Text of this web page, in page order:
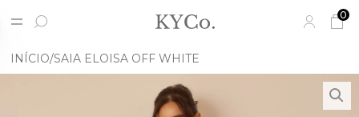
0
INÍCIO SAIA ELOISA OFF WHITE